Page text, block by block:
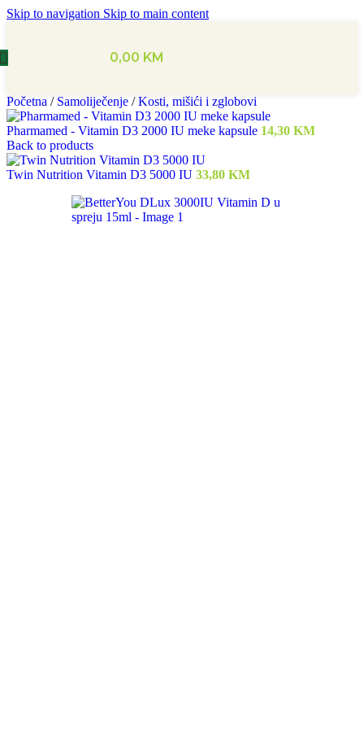
Skip to navigation Skip to main content
0,00 KM
Početna / Samoliječenje / Kosti, mišići i zglobovi
Pharmamed - Vitamin D3 2000 IU meke kapsule 14,30 KM
Back to products
Twin Nutrition Vitamin D3 5000 IU 33,80 KM